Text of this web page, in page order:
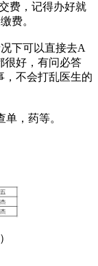
费，记得办好就
费。
下可以直接去A
很好，有问必答
，不会打乱医生的
，药等。